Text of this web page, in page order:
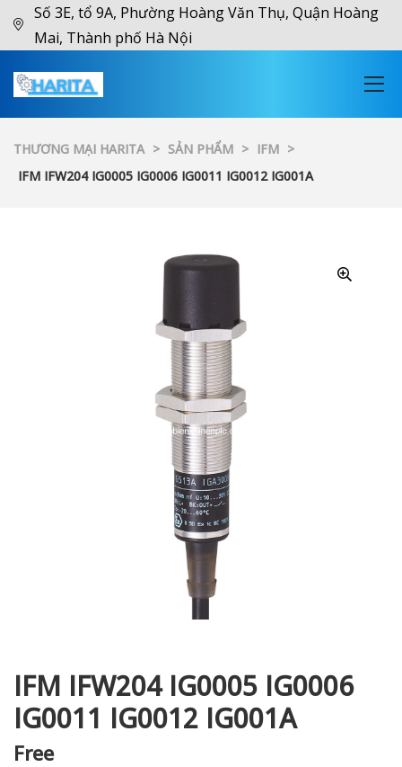
Số 3E, tổ 9A, Phường Hoàng Văn Thụ, Quận Hoàng
Mai, Thành phố Hà Nội
THƯƠNG MẠI HARITA > SẢN PHẨM > IFM >
IFM IFW204 IG0005 IG0006 IG0011 IG0012 IG001A
IFM IFW204 IG0005 IG0006
IG0011 IG0012 IG001A
Free